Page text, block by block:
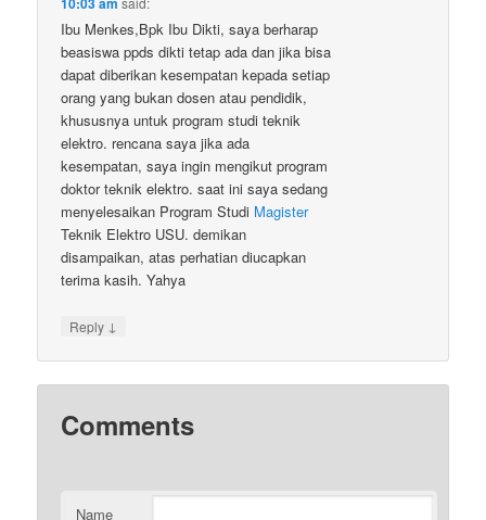
Ibu Menkes,Bpk Ibu Dikti, saya berharap
beasiswa ppds dikti tetap ada dan jika bisa
dapat diberikan kesempatan kepada setiap
orang yang bukan dosen atau pendidik,
khususnya untuk program studi teknik
elektro. rencana saya jika ada
kesempatan, saya ingin mengikut program
doktor teknik elektro. saat ini saya sedang
menyelesaikan Program Studi Magister
Teknik Elektro USU. demikan
disampaikan, atas perhatian diucapkan
terima kasih. Yahya
Reply ↓
Comments
Name